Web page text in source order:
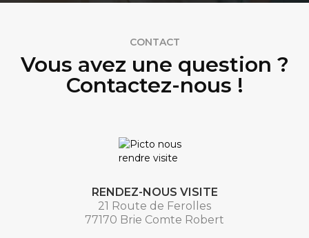
CONTACT
Vous avez une question ?
Contactez-nous !
RENDEZ-NOUS VISITE
21 Route de Ferolles
77170 Brie Comte Robert